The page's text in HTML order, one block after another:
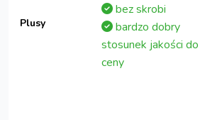
Plusy
bez skrobi
bardzo dobry
stosunek jakości do
ceny